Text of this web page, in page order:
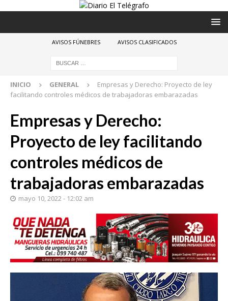
AVISOS FÚNEBRES AVISOS CLASIFICADOS
INICIO GENERAL
Empresas y Derecho: Proyecto de ley
facilitando controles médicos de trabajadoras embarazadas
Empresas y Derecho:
Proyecto de ley facilitando
controles médicos de
trabajadoras embarazadas
mayo 10, 2022 - 12:02 am